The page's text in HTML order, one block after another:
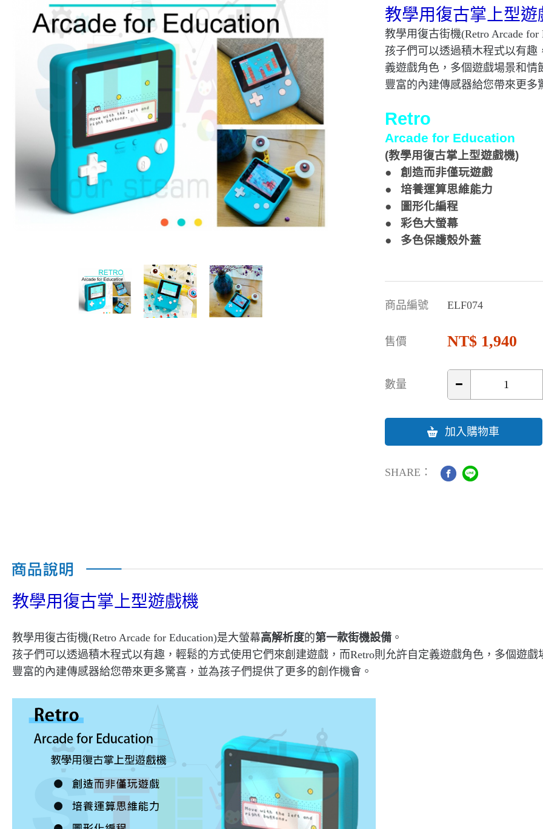
教學用復古掌上型遊
教學用復古街機(Retro Arcade for
孩子們可以透過積木程式以有趣
義遊戲角色，多個遊戲場景和情
豐富的內建傳感器給您帶來更多
Retro
Arcade for Education
(教學用復古掌上型遊戲機)
● 創造而非僅玩遊戲
● 培養運算思維能力
● 圖形化編程
● 彩色大螢幕
● 多色保護殼外蓋
商品編號 ELF074
售價 1,940
數量
加入購物車
SHARE：
教學用復古掌上型遊戲機
教學用復古街機(Retro Arcade for Education)是大螢幕高解析度的第一款街機設備 。
孩子們可以透過積木程式以有趣，輕鬆的方式使用它們來創建遊戲，而Retro則允許自定義遊戲角色，多個遊戲
豐富的內建傳感器給您帶來更多驚喜，並為孩子們提供了更多的創作機會。